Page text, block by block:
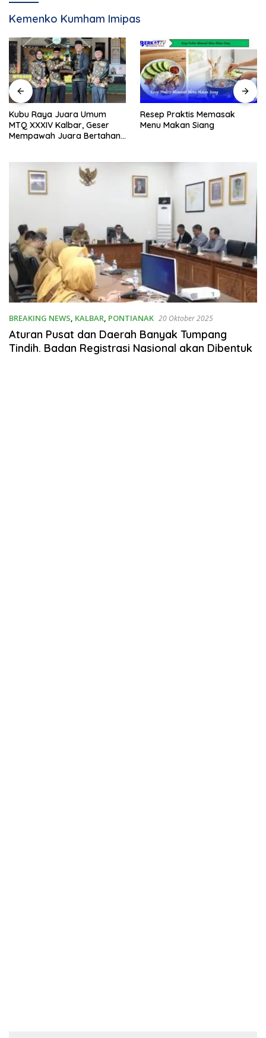
Kemenko Kumham Imipas
Kubu Raya Juara Umum
MTQ XXXIV Kalbar, Geser
Mempawah Juara Bertahan
Resep Praktis Memasak
Menu Makan Siang
BREAKING NEWS KALBAR PONTIANAK 20 Oktober 2025
Aturan Pusat dan Daerah Banyak Tumpang
Tindih. Badan Registrasi Nasional akan Dibentuk